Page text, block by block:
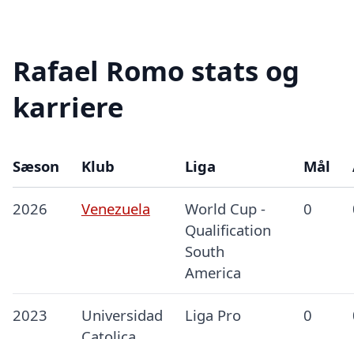
Rafael Romo stats og
karriere
Sæson Klub Liga Mål
2026 Venezuela
World Cup -
Qualification
South
America
0
2023
Universidad
Liga Pro 0